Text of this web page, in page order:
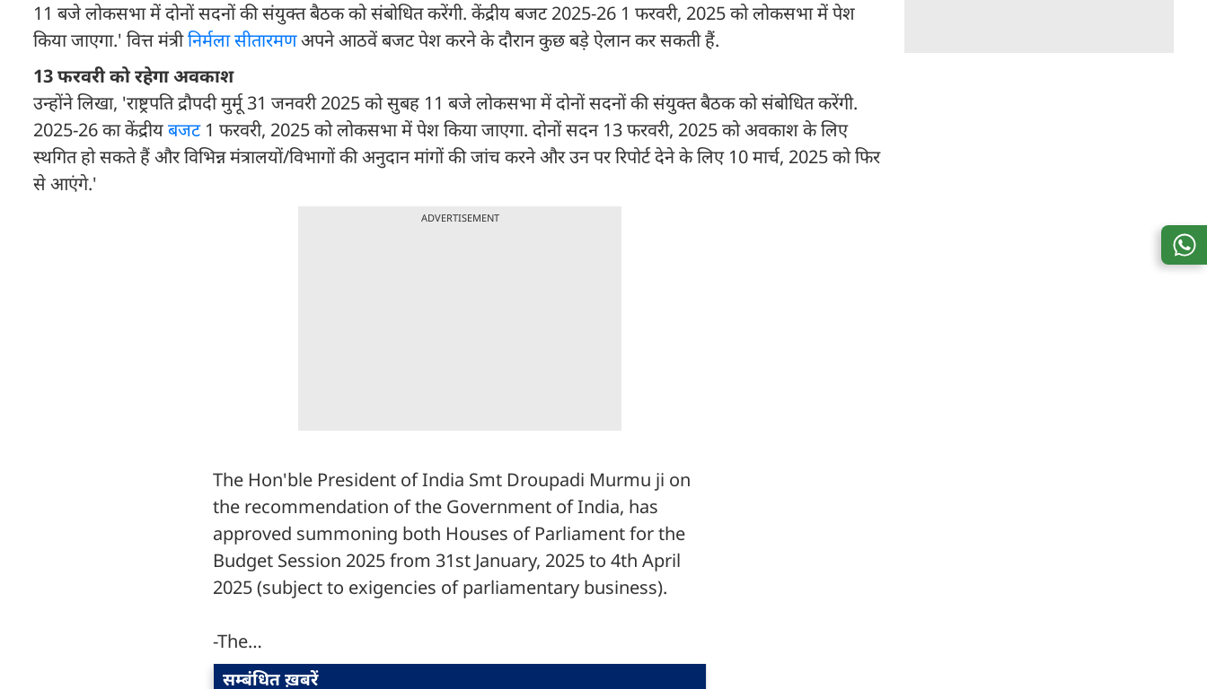
11 बजे लोकसभा में दोनों सदनों की संयुक्त बैठक को संबोधित करेंगी. केंद्रीय बजट 2025-26 1 फरवरी, 2025 को लोकसभा में पेश
किया जाएगा.' वित्त मंत्रीनिर्मला सीतारमणअपने आठवें बजट पेश करने के दौरान कुछ बड़े ऐलान कर सकती हैं.
13 फरवरी को रहेगा अवकाश
उन्होंने लिखा, 'राष्ट्रपति द्रौपदी मुर्मू 31 जनवरी 2025 को सुबह 11 बजे लोकसभा में दोनों सदनों की संयुक्त बैठक को संबोधित करेंगी.
2025-26 का केंद्रीयबजट1 फरवरी, 2025 को लोकसभा में पेश किया जाएगा. दोनों सदन 13 फरवरी, 2025 को अवकाश के लिए
स्थगित हो सकते हैं और विभिन्न मंत्रालयों/विभागों की अनुदान मांगों की जांच करने और उन पर रिपोर्ट देने के लिए 10 मार्च, 2025 को फिर
से आएंगे.'
ADVERTISEMENT
The Hon'ble President of India Smt Droupadi Murmu ji on
the recommendation of the Government of India, has
approved summoning both Houses of Parliament for the
Budget Session 2025 from 31st January, 2025 to 4th April
2025 (subject to exigencies of parliamentary business).
-The…
सम्बंधित ख़बरें